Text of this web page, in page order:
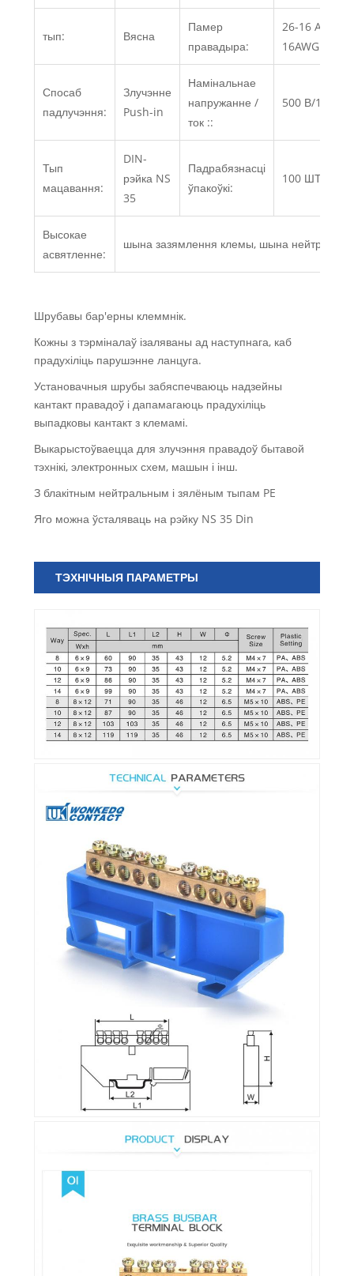
тып: Вясна
Памер
правадыра:
26-16 AWG,
16AWG
Спосаб
падлучэння:
Злучэнне
Push-in
Намінальнае
напружанне /
ток ::
500 В/17,5 А
Тып
мацавання:
DIN-
рэйка NS
35
Падрабязнасці
ўпакоўкі:
100 ШТ / КОР
Высокае
асвятленне:
шына зазямлення клемы, шына нейтралі
Шрубавы бар'ерны клеммнік.
Кожны з тэрміналаў ізаляваны ад наступнага, каб
прадухіліць парушэнне ланцуга.
Установачныя шрубы забяспечваюць надзейны
кантакт правадоў і дапамагаюць прадухіліць
выпадковы кантакт з клемамі.
Выкарыстоўваецца для злучэння правадоў бытавой
тэхнікі, электронных схем, машын і інш.
З блакітным нейтральным і зялёным тыпам PE
Яго можна ўсталяваць на рэйку NS 35 Din
ТЭХНІЧНЫЯ ПАРАМЕТРЫ